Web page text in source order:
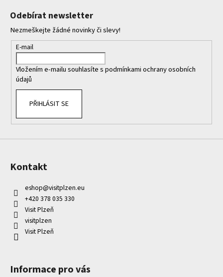
Odebírat newsletter
Nezmeškejte žádné novinky či slevy!
E-mail
Vložením e-mailu souhlasíte spodmínkami ochrany osobních
údajů
PŘIHLÁSIT SE
Kontakt
eshop@visitplzen.eu
+420 378 035 330
Visit Plzeň
visitplzen
Visit Plzeň
Informace pro vás